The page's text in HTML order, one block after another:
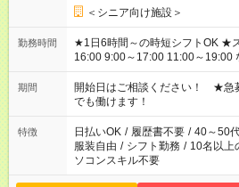
＜シニア向け施設＞
勤務時間
★1日6時間～の時短シフトOK ★スタート時間選べます！ 7:00～
16:00 9:00～17:00 11:00～19:00 など 残業
場合、他のお仕事と合わせ週40
ん ※法令に基づき、週20時間以
となります ※労働者派遣法（日雇
短時間・短期間の就業はご案内が
期間
開始日はご相談ください！ ★
でも働けます！
特徴 日払いOK / 履歴書不要 / 40～50
服装自由 / シフト勤務 / 10名以上
ソコンスキル不要